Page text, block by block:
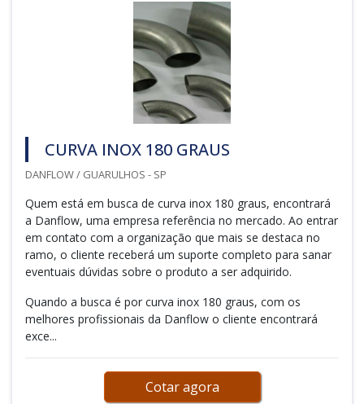
CURVA INOX 180 GRAUS
DANFLOW / GUARULHOS - SP
Quem está em busca de curva inox 180 graus, encontrará
a Danflow, uma empresa referência no mercado. Ao entrar
em contato com a organização que mais se destaca no
ramo, o cliente receberá um suporte completo para sanar
eventuais dúvidas sobre o produto a ser adquirido.
Quando a busca é por curva inox 180 graus, com os
melhores profissionais da Danflow o cliente encontrará
exce...
Cotar agora